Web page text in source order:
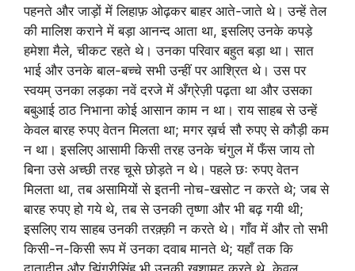
पहनते और जाड़ों में लिहाफ़ ओढ़कर बाहर आते-जाते थे। उन्हें तेल
की मालिश कराने में बड़ा आनन्द आता था, इसलिए उनके कपड़े
हमेशा मैले, चीकट रहते थे। उनका परिवार बहुत बड़ा था। सात
भाई और उनके बाल-बच्चे सभी उन्हीं पर आश्रित थे। उस पर
स्वयम् उनका लड़का नवें दरजे में अँग्रेज़ी पढ़ता था और उसका
बबुआई ठाठ निभाना कोई आसान काम न था। राय साहब से उन्हें
केवल बारह रुपए वेतन मिलता था; मगर ख़र्च सौ रुपए से कौड़ी कम
न था। इसलिए आसामी किसी तरह उनके चंगुल में फँस जाय तो
बिना उसे अच्छी तरह चूसे छोड़ते न थे। पहले छः रुपए वेतन
मिलता था, तब असामियों से इतनी नोच-खसोट न करते थे; जब से
बारह रुपए हो गये थे, तब से उनकी तृष्णा और भी बढ़ गयी थी;
इसलिए राय साहब उनकी तरक़्क़ी न करते थे। गाँव में और तो सभी
किसी-न-किसी रूप में उनका दवाब मानते थे; यहाँ तक कि